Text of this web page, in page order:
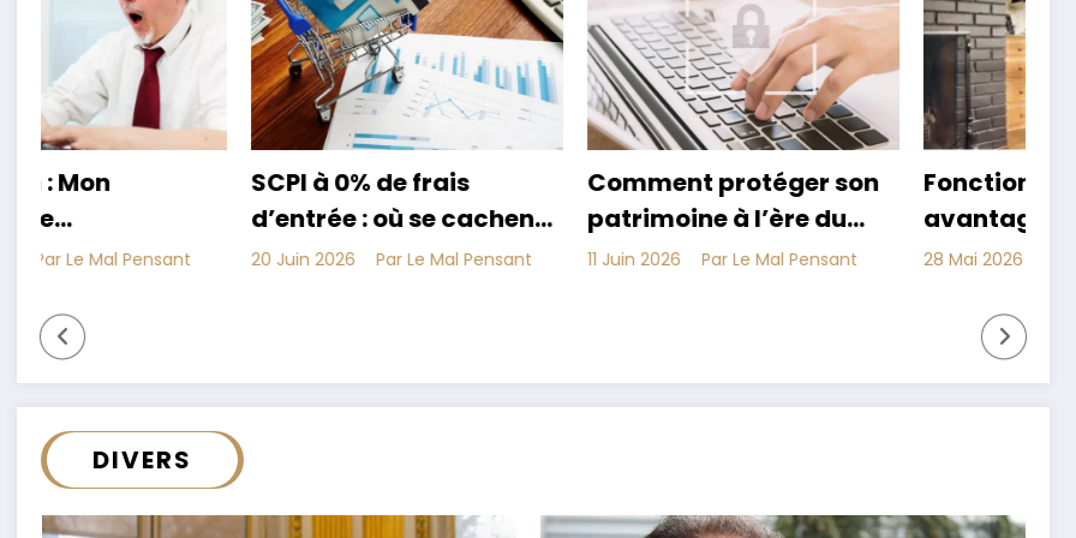
SCPI à 0% de frais
d’entrée : où se cachent
les frais ?
20 Juin 2026 Par Le Mal Pensant
Comment protéger son
patrimoine à l’ère du
tout-connecté
11 Juin 2026 Par Le Mal Pensant
Fonctionnement et
avantages : tout savoir
sur le placement
28 Mai 2026 Par Le Mal Pensant
DIVERS